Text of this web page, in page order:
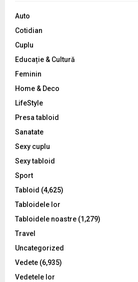
o
:
Auto
Cotidian
Cuplu
Educație & Cultură
Feminin
Home & Deco
LifeStyle
Presa tabloid
Sanatate
Sexy cuplu
Sexy tabloid
Sport
Tabloid (4,625)
Tabloidele lor
Tabloidele noastre (1,279)
Travel
Uncategorized
Vedete (6,935)
Vedetele lor